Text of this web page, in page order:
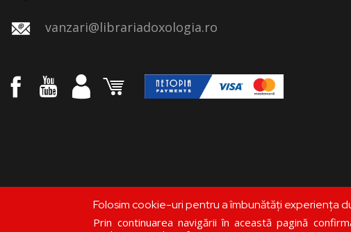
vanzari@librariadoxologia.ro
Folosim cookie-uri pentru a îmbunătăți experiența
Prin continuarea navigării în această pagină